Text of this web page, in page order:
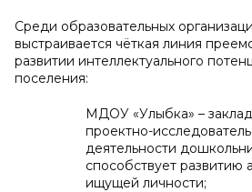
Среди образовательных
выстраивается чёткая линия
развитии интеллектуального
поселения:
МДОУ «Улыбка» –
проектно-
деятельности
способствует развитию
ищущей личности;